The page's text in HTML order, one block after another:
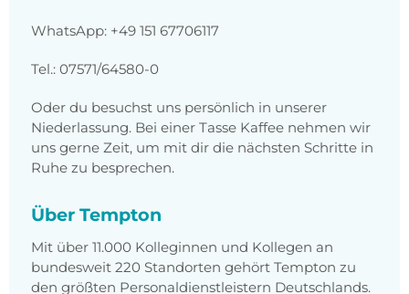
WhatsApp: +49 151 67706117
Tel.: 07571/64580-0
Oder du besuchst uns persönlich in unserer
Niederlassung. Bei einer Tasse Kaffee nehmen wir
uns gerne Zeit, um mit dir die nächsten Schritte in
Ruhe zu besprechen.
Über Tempton
Mit über 11.000 Kolleginnen und Kollegen an
bundesweit 220 Standorten gehört Tempton zu
den größten Personaldienstleistern Deutschlands.